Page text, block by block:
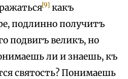
[9] какъ
подлинно получитъ
подвигъ великъ, но
ли и знаешь, къ
святость? Понимаешь